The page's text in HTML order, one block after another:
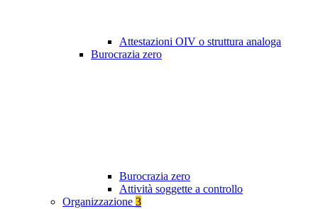
Attestazioni OIV o struttura analoga
Burocrazia zero
Burocrazia zero
Attività soggette a controllo
Organizzazione 3